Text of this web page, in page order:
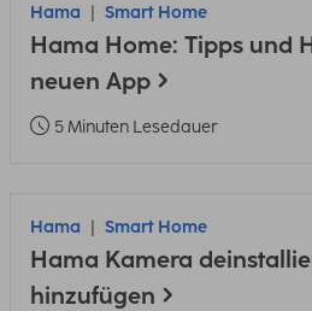
Hama Smart Home
Hama Home: Tipps und
neuen App
5 Minuten Lesedauer
Hama Smart Home
Hama Kamera
hinzufügen